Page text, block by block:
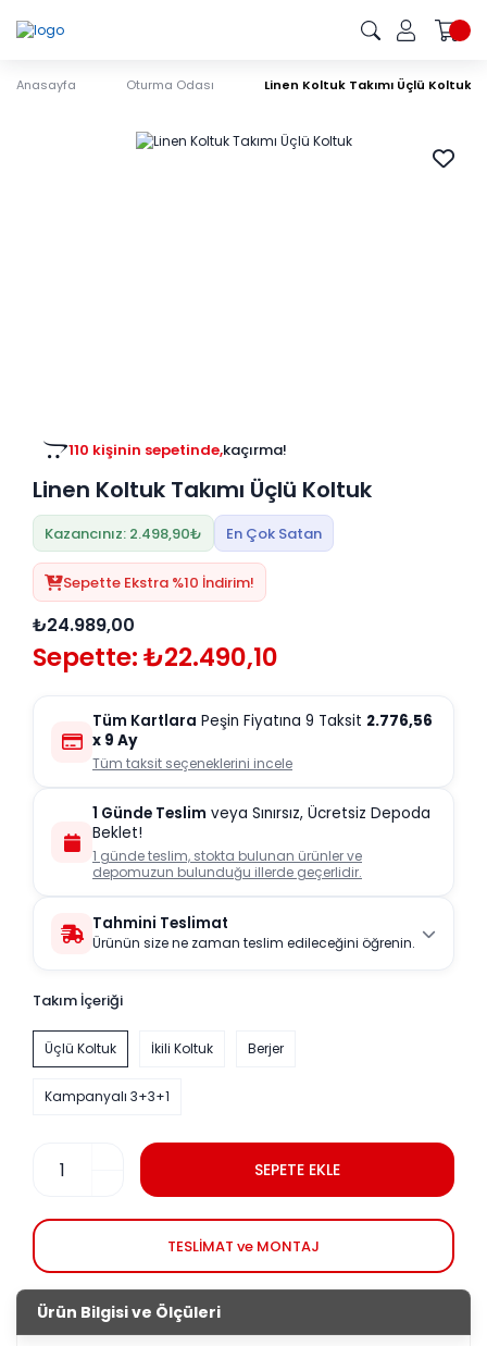
Anasayfa Oturma Odası Linen Koltuk Takımı Üçlü Koltuk
110 kişinin sepetinde,kaçırma!
Linen Koltuk Takımı Üçlü Koltuk
Kazancınız: 2.498,90₺ En Çok Satan
Sepette Ekstra %10 İndirim!
₺24.989,00
Sepette: ₺22.490,10
Tüm Kartlara Peşin Fiyatına 9 Taksit 2.776,56
x 9 Ay
Tüm taksit seçeneklerini incele
1 Günde Teslim veya Sınırsız, Ücretsiz Depoda
Beklet!
1 günde teslim, stokta bulunan ürünler ve
depomuzun bulunduğu illerde geçerlidir.
Tahmini Teslimat
Ürünün size ne zaman teslim edileceğini öğrenin.
Takım İçeriği
Üçlü Koltuk İkili Koltuk Berjer
Kampanyalı 3+3+1
SEPETE EKLE
TESLİMAT ve MONTAJ
Ürün Bilgisi ve Ölçüleri